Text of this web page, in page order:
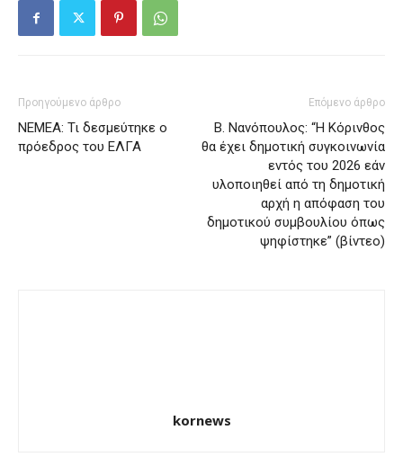
Προηγούμενο άρθρο
ΝΕΜΕΑ: Τι δεσμεύτηκε ο
πρόεδρος του ΕΛΓΑ
Επόμενο άρθρο
Β. Νανόπουλος: “Η Κόρινθος
θα έχει δημοτική συγκοινωνία
εντός του 2026 εάν
υλοποιηθεί από τη δημοτική
αρχή η απόφαση του
δημοτικού συμβουλίου όπως
ψηφίστηκε” (βίντεο)
kornews